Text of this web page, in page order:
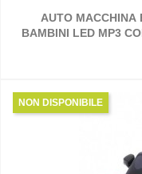
AUTO MACCHINA
BAMBINI LED MP3
NON DISPONIBILE